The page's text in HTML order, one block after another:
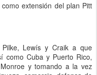
extensión del plan Pitt
Lewís y Craik a que
como Cuba y Puerto Rico,
y tomando a la vez